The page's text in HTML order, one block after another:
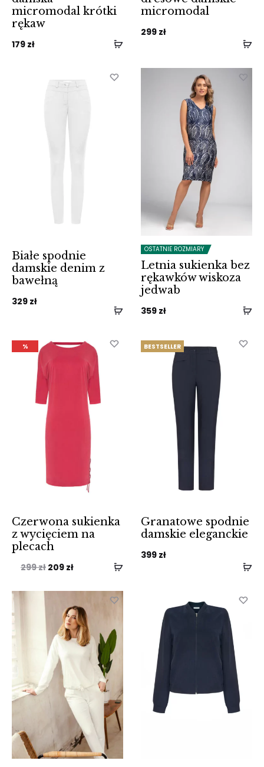
micromodal krótki
rękaw
179 zł
micromodal
299 zł
Białe spodnie
damskie denim z
bawełną
329 zł
OSTATNIE ROZMIARY
Letnia sukienka bez
rękawków wiskoza
jedwab
359 zł
%
Czerwona sukienka
z wycięciem na
plecach
299zł Pierwotna
wynosiła:
299 zł.
209 złAktualna
wynosi:
209 zł.
BESTSELLER
Granatowe spodnie
damskie eleganckie
399 zł